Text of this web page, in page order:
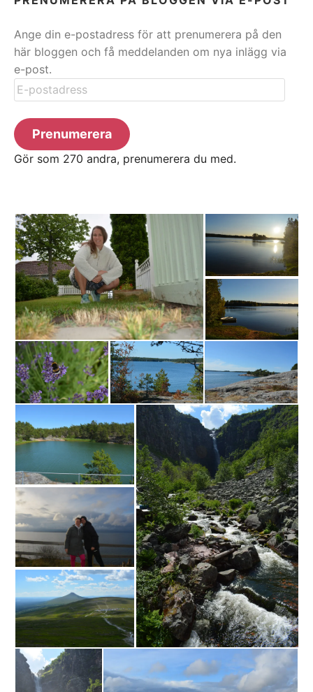
Ange din e-postadress för att prenumerera på den
här bloggen och få meddelanden om nya inlägg via
e-post.
E-
postadress
Prenumerera
Gör som 270 andra, prenumerera du med.